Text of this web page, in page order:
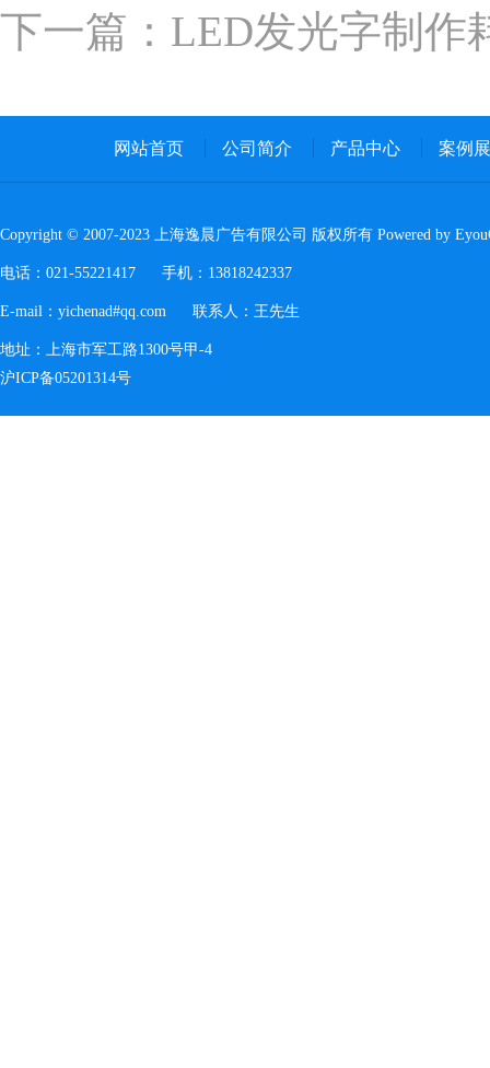
下一篇：LED发光字制作
网站首页 公司简介 产品中心 案例
Copyright © 2007-2023 上海逸晨广告有限公司 版权所有 Powered by
电话：021-55221417 手机：13818242337
E-mail：yichenad#qq.com 联系人：王先生
地址：上海市军工路1300号甲-4
沪ICP备05201314号